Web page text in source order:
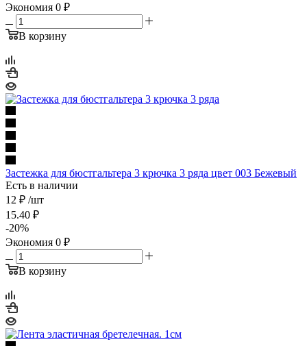
Экономия 0 ₽
В корзину
Застежка для бюстгальтера 3 крючка 3 ряда цвет 003 Бежевый
Есть в наличии
12 ₽ /шт
15.40 ₽
-20%
Экономия 0 ₽
В корзину